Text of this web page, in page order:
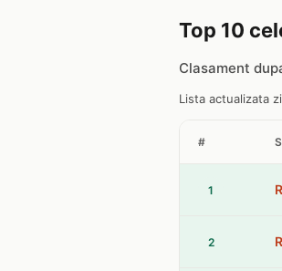
Top 10
Clasament
Lista actualizata
#
1
2